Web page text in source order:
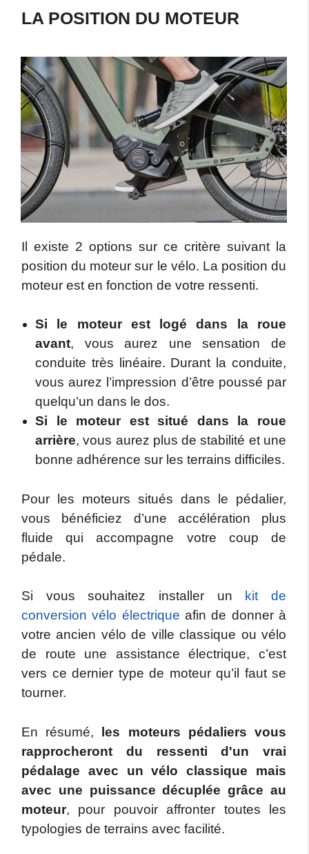
LA POSITION DU MOTEUR
Il existe 2 options sur ce critère suivant la
position du moteur sur le vélo. La position du
moteur est en fonction de votre ressenti.
Si le moteur est logé dans
la roue
avant, vous aurez une sensation de
conduite très linéaire. Durant la conduite,
vous aurez l’impression d’être poussé par
quelqu’un dans le dos.
Si le moteur est situé dans la roue
arrière, vous aurez plus de stabilité et une
bonne adhérence sur les terrains difficiles.
Pour les moteurs situés dans le pédalier,
vous bénéficiez d’une accélération plus
fluide qui accompagne votre coup de
pédale.
Si vous souhaitez installer un
kit de
conversion vélo électrique afin de donner à
votre ancien vélo de ville classique ou vélo
de route une assistance électrique, c’est
vers ce dernier type de moteur qu’il faut se
tourner.
En résumé, les moteurs pédaliers vous
rapprocheront du ressenti d'un vrai
pédalage avec un vélo classique mais
avec une puissance décuplée grâce au
moteur, pour pouvoir affronter toutes les
typologies de terrains avec facilité.